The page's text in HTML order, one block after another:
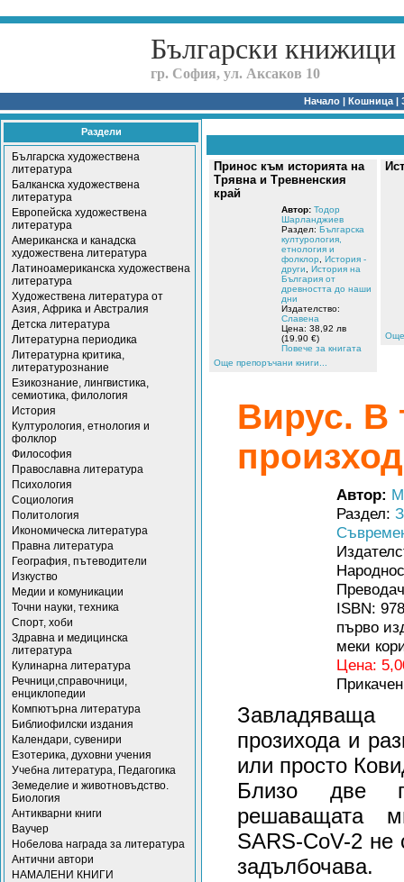
Български книжици
гр. София, ул. Аксаков 10
Начало | Кошница |
Раздели
Българска художествена
литература
Балканска художествена
литература
Европейска художествена
литература
Американска и канадска
художествена литература
Латиноамериканска художествена
литература
Художествена литература от
Азия, Африка и Австралия
Детска литература
Литературна периодика
Литературна критика,
литературознание
Езикознание, лингвистика,
семиотика, филология
История
Културология, етнология и
фолклор
Философия
Православна литература
Психология
Социология
Политология
Икономическа литература
Правна литература
География, пътеводители
Изкуство
Медии и комуникации
Точни науки, техника
Спорт, хоби
Здравна и медицинска
литература
Кулинарна литература
Речници,справочници,
енциклопедии
Компютърна литература
Библиофилски издания
Календари, сувенири
Езотерика, духовни учения
Учебна литература, Педагогика
Земеделие и животновъдство.
Биология
Антикварни книги
Ваучер
Нобелова награда за литература
Антични автори
НАМАЛЕНИ КНИГИ
Принос към историята на
Трявна и Тревненския
край
Автор: Тодор
Шарланджиев
Раздел: Българска
културология,
етнология и
фолклор
История -
други
История на
България от
древността до наши
дни
Издателство:
Славена
Цена: 38,92 лв
(19.90 €)
Повече за книгата
Още препоръчани книги...
Още
Вирус. В
Автор:
Раздел:
ISBN:
първо
меки
Цена:
Завладяваща
прозихода и
или просто
Близо две
решаващата
SARS-CoV-2
задълбочава.